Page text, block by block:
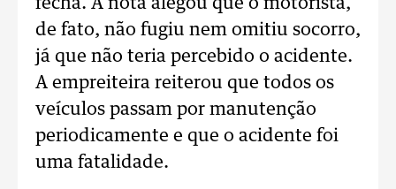
fecha. A nota alegou que o motorista,
de fato, não fugiu nem omitiu socorro,
já que não teria percebido o acidente.
A empreiteira reiterou que todos os
veículos passam por manutenção
periodicamente e que o acidente foi
uma fatalidade.